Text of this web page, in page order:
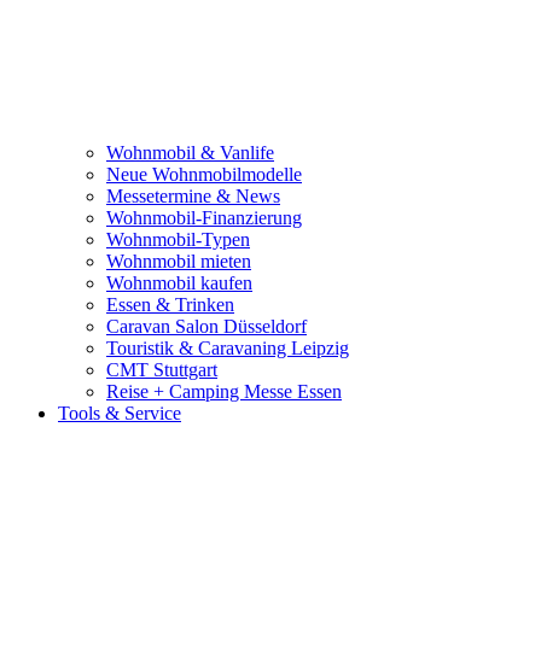
Wohnmobil & Vanlife
Neue Wohnmobilmodelle
Messetermine & News
Wohnmobil-Finanzierung
Wohnmobil-Typen
Wohnmobil mieten
Wohnmobil kaufen
Essen & Trinken
Caravan Salon Düsseldorf
Touristik & Caravaning Leipzig
CMT Stuttgart
Reise + Camping Messe Essen
Tools & Service